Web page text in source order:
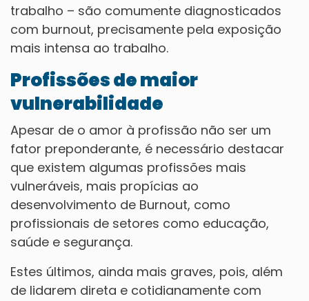
trabalho – são comumente diagnosticados
com burnout, precisamente pela exposição
mais intensa ao trabalho.
Profissões de maior
vulnerabilidade
Apesar de o amor à profissão não ser um
fator preponderante, é necessário destacar
que existem algumas profissões mais
vulneráveis, mais propícias ao
desenvolvimento de Burnout, como
profissionais de setores como educação,
saúde e segurança.
Estes últimos, ainda mais graves, pois, além
de lidarem direta e cotidianamente com